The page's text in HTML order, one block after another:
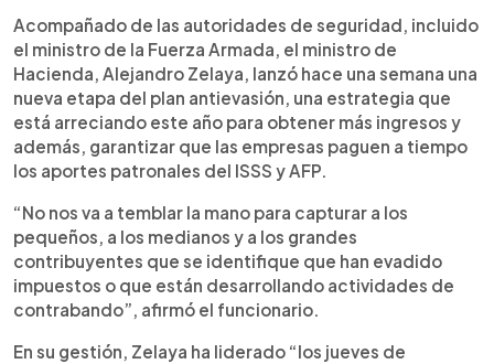
Escuchar artículo
Acompañado de las autoridades de seguridad, incluido
el ministro de la Fuerza Armada, el ministro de
Hacienda, Alejandro Zelaya, lanzó hace una semana una
nueva etapa del plan antievasión, una estrategia que
está arreciando este año para obtener más ingresos y
además, garantizar que las empresas paguen a tiempo
los aportes patronales del ISSS y AFP.
“No nos va a temblar la mano para capturar a los
pequeños, a los medianos y a los grandes
contribuyentes que se identifique que han evadido
impuestos o que están desarrollando actividades de
contrabando”, afirmó el funcionario.
En su gestión, Zelaya ha liderado “los jueves de